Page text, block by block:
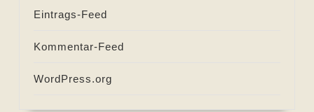
Eintrags-Feed
Kommentar-Feed
WordPress.org